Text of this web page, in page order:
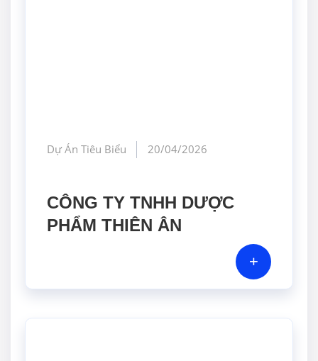
Dự Án Tiêu Biểu 20/04/2026
CÔNG TY TNHH DƯỢC
PHẨM THIÊN ÂN
+